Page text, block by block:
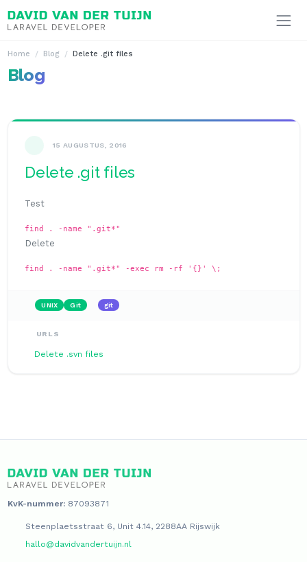
Ga naar inhoud
Home Blog Delete .git files
Blog
15 AUGUSTUS, 2016
Delete .git files
Test
find . -name ".git*"
Delete
find . -name ".git*" -exec rm -rf '{}' \;
UNIX Git git
URLS
Delete .svn files
KvK-nummer:87093871
Steenplaetsstraat 6, Unit 4.14, 2288AA Rijswijk
hallo@davidvandertuijn.nl